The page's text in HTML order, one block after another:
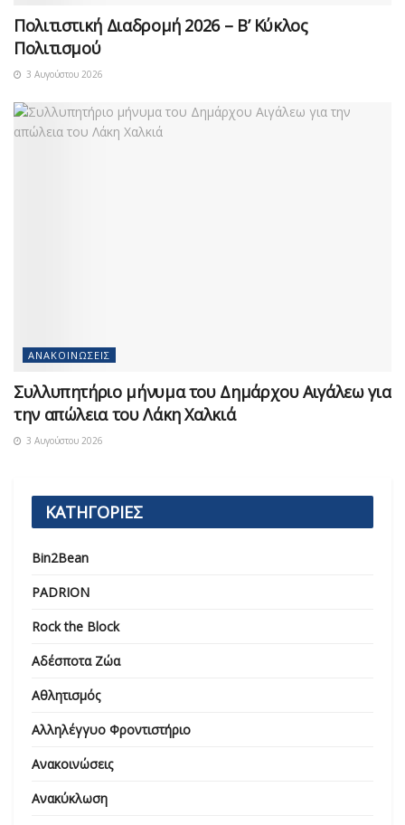
Πολιτιστική Διαδρομή 2026 – Β’ Κύκλος
Πολιτισμού
3 Αυγούστου 2026
ΑΝΑΚΟΙΝΏΣΕΙΣ
Συλλυπητήριο μήνυμα του Δημάρχου Αιγάλεω για
την απώλεια του Λάκη Χαλκιά
3 Αυγούστου 2026
ΚΑΤΗΓΟΡΙΕΣ
Bin2Bean
PADRION
Rock the Block
Αδέσποτα Ζώα
Αθλητισμός
Αλληλέγγυο Φροντιστήριο
Ανακοινώσεις
Ανακύκλωση